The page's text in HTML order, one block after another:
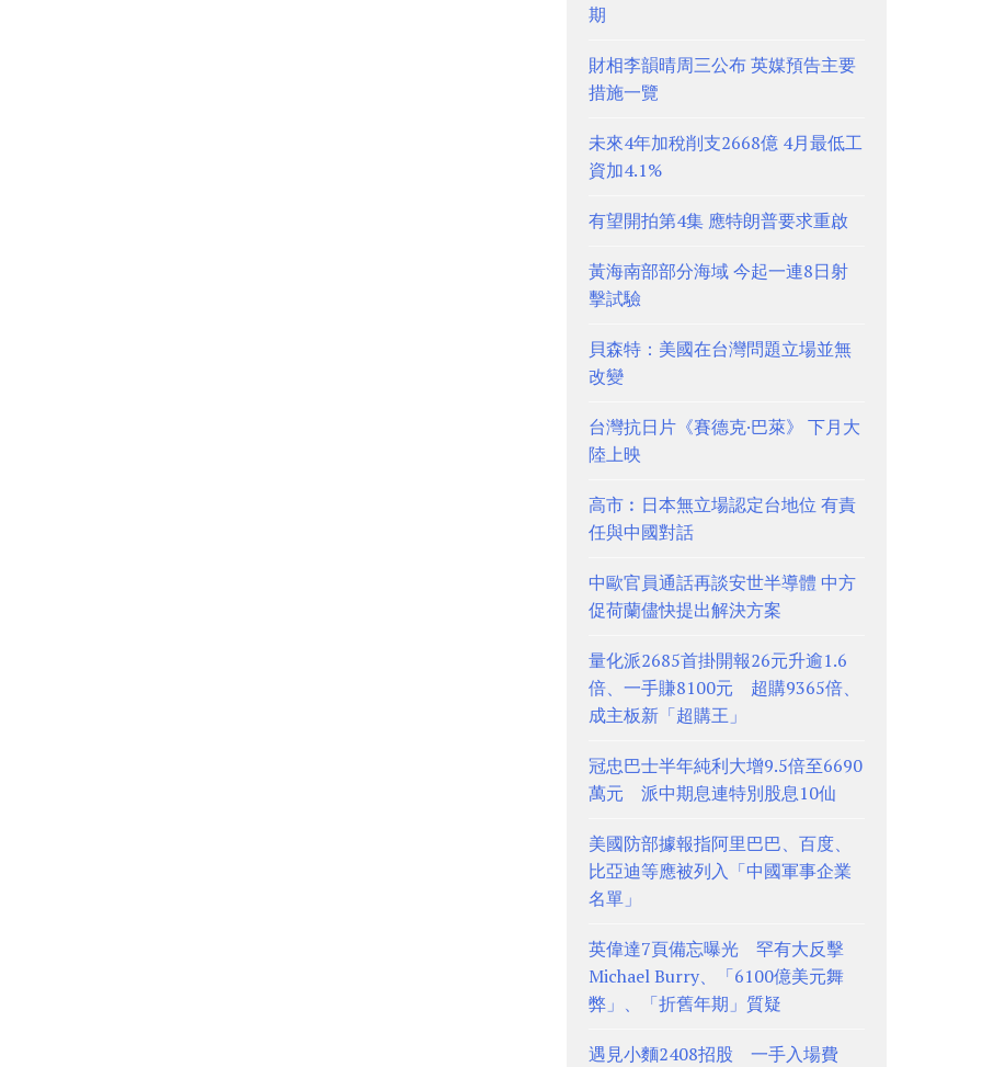
期
財相李韻晴周三公布 英媒預告主要
措施一覽
未來4年加稅削支2668億 4月最低工
資加4.1%
有望開拍第4集 應特朗普要求重啟
黃海南部部分海域 今起一連8日射
擊試驗
貝森特：美國在台灣問題立場並無
改變
台灣抗日片《賽德克·巴萊》 下月大
陸上映
高市︰日本無立場認定台地位 有責
任與中國對話
中歐官員通話再談安世半導體 中方
促荷蘭儘快提出解決方案
量化派2685首掛開報26元升逾1.6
倍、一手賺8100元 超購9365倍、
成主板新「超購王」
冠忠巴士半年純利大增9.5倍至6690
萬元 派中期息連特別股息10仙
美國防部據報指阿里巴巴、百度、
比亞迪等應被列入「中國軍事企業
名單」
英偉達7頁備忘曝光 罕有大反擊
Michael Burry、「6100億美元舞
弊」、「折舊年期」質疑
遇見小麵2408招股 一手入場費